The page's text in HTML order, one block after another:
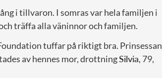
i tillvaron. I somras var hela familjen i
träffa alla väninnor och familjen.
tuffar på riktigt bra. Prinsessan
av hennes mor, drottningSilvia, 79,